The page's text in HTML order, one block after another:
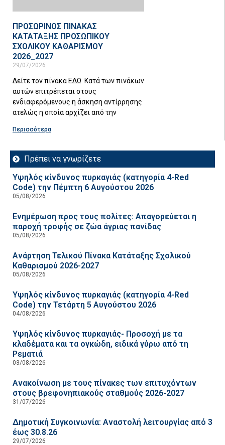
ΠΡΟΣΩΡΙΝΟΣ ΠΙΝΑΚΑΣ
ΚΑΤΑΤΑΞΗΣ ΠΡΟΣΩΠΙΚΟΥ
ΣΧΟΛΙΚΟΥ ΚΑΘΑΡΙΣΜΟΥ
2026_2027
29/07/2026
Δείτε τον πίνακα ΕΔΩ. Κατά των πινάκων
αυτών επιτρέπεται στους
ενδιαφερόμενους η άσκηση αντίρρησης
ατελώς η οποία αρχίζει από την
Περισσότερα
Πρέπει να γνωρίζετε
Υψηλός κίνδυνος πυρκαγιάς (κατηγορία 4-Red
Code) την Πέμπτη 6 Αυγούστου 2026
05/08/2026
Ενημέρωση προς τους πολίτες: Απαγορεύεται η
παροχή τροφής σε ζώα άγριας πανίδας
05/08/2026
Ανάρτηση Τελικού Πίνακα Κατάταξης Σχολικού
Καθαρισμού 2026-2027
05/08/2026
Υψηλός κίνδυνος πυρκαγιάς (κατηγορία 4-Red
Code) την Τετάρτη 5 Αυγούστου 2026
04/08/2026
Υψηλός κίνδυνος πυρκαγιάς- Προσοχή με τα
κλαδέματα και τα ογκώδη, ειδικά γύρω από τη
Ρεματιά
03/08/2026
Ανακοίνωση με τους πίνακες των επιτυχόντων
στους βρεφονηπιακούς σταθμούς 2026-2027
31/07/2026
Δημοτική Συγκοινωνία: Αναστολή λειτουργίας από 3
έως 30.8.26
29/07/2026